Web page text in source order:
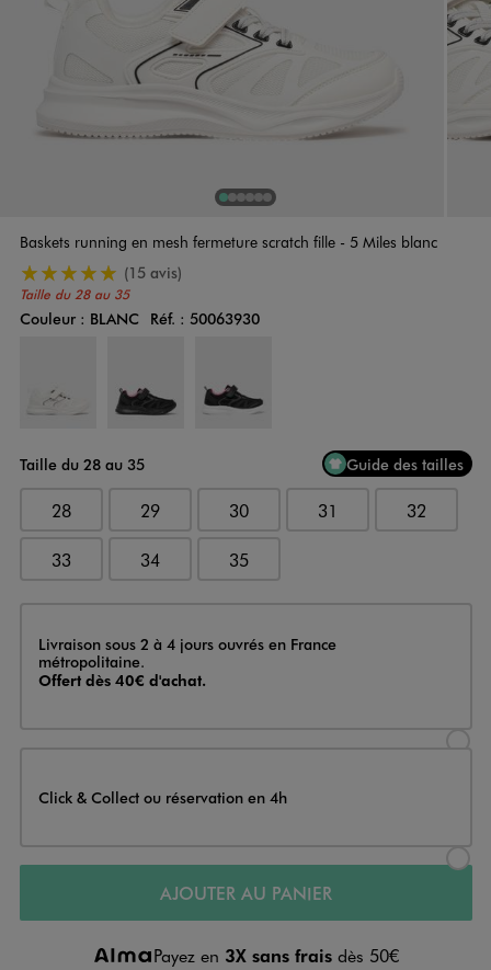
1Sur 6
2Sur 6
3Sur 6
4Sur 6
5Sur 6
6 Sur 6
Baskets running en mesh fermeture scratch fille - 5 Miles blanc
Taille du 28 au 35
5/5 de moyenne(15 avis)
Couleur
Couleur : BLANC Réf. : 50063930
Taille du 28 au 35 Guide des tailles
28 29 30 31 32
33 34 35
Livraison
Livraison sous 2 à 4 jours ouvrés en France
métropolitaine.
Offert dès 40€ d'achat.
Click & Collect ou réservation en 4h
AJOUTER AU PANIER
Payez en 3X sans frais dès 50€